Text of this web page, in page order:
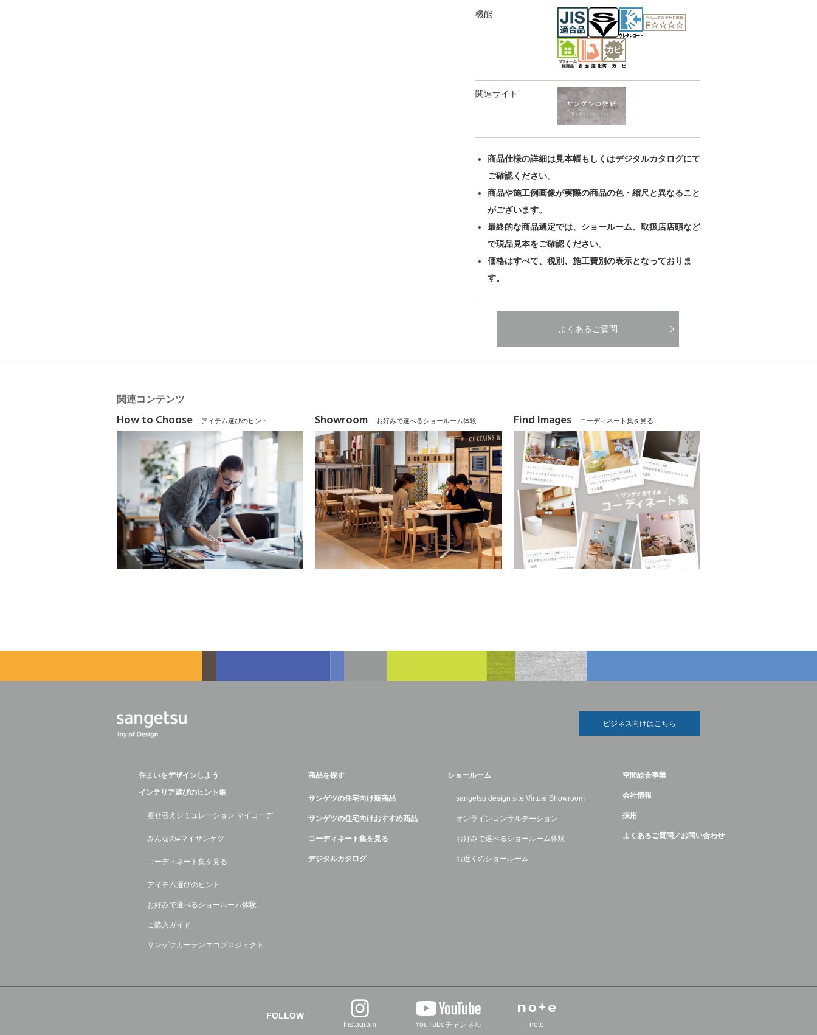
機能
関連サイト
商品仕様の詳細は見本帳もしくはデジタルカタログにて
ご確認ください。
商品や施工例画像が実際の商品の色・縮尺と異なること
がございます。
最終的な商品選定では、ショールーム、取扱店店頭など
で現品見本をご確認ください。
価格はすべて、税別、施工費別の表示となっておりま
す。
よくあるご質問
関連コンテンツ
How to Choose アイテム選びのヒント Showroom お好みで選べるショールーム体験 Find Images コーディネート集を見る
ビジネス向けはこちら
住まいをデザインしよう
インテリア選びのヒント集
着せ替えシミュレーション マイコーデ
みんなの#マイサンゲツ
コーディネート集を見る
アイテム選びのヒント
お好みで選べるショールーム体験
ご購入ガイド
サンゲツカーテンエコプロジェクト
商品を探す
サンゲツの住宅向け新商品
サンゲツの住宅向けおすすめ商品
コーディネート集を見る
デジタルカタログ
ショールーム
sangetsu design site Virtual Showroom
オンラインコンサルテーション
お好みで選べるショールーム体験
お近くのショールーム
空間総合事業
会社情報
採用
よくあるご質問／お問い合わせ
FOLLOW
Instagram YouTubeチャンネル note